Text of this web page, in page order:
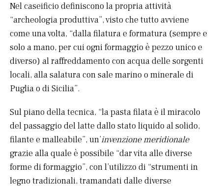
Nel caseificio definiscono la propria attività
“archeologia produttiva”, visto che tutto avviene
come una volta, “dalla filatura e formatura (sempre e
solo a mano, per cui ogni formaggio è pezzo unico e
diverso) al raffreddamento con acqua delle sorgenti
locali, alla salatura con sale marino o minerale di
Puglia o di Sicilia”.
Sul piano della tecnica, “la pasta filata è il miracolo
del passaggio del latte dallo stato liquido al solido,
filante e malleabile”, un’invenzione meridionale
grazie alla quale è possibile “dar vita alle diverse
forme di formaggio”, con l’utilizzo di “strumenti in
legno tradizionali, tramandati dalle diverse